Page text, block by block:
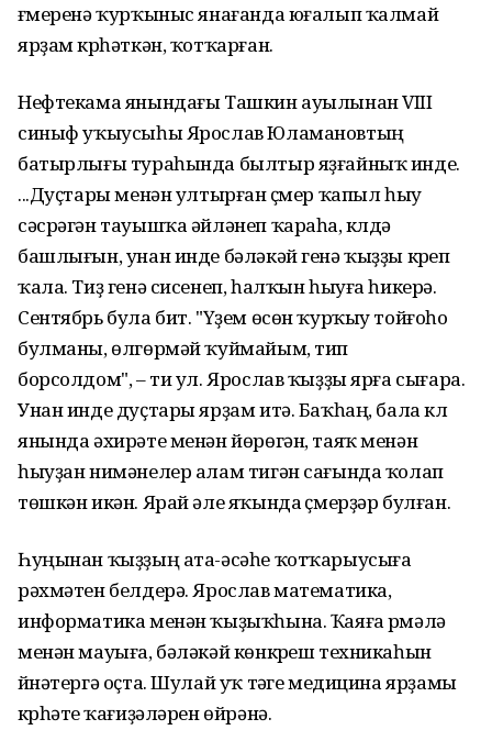
ғүмеренә ҡурҡыныс янағанда юғалып ҡалмай
ярҙам күрһәткән, ҡотҡарған.
Нефтекама янындағы Ташкин ауылынан VIII
синыф уҡыусыһы Ярослав Юламановтың
батырлығы тураһында былтыр яҙғайныҡ инде.
...Дуҫтары менән ултырған үҫмер ҡапыл һыу
сәсрәгән тауышҡа әйләнеп ҡараһа, күлдә
башлығын, унан инде бәләкәй генә ҡыҙҙы күреп
ҡала. Тиҙ генә сисенеп, һалҡын һыуға һикерә.
Сентябрь була бит. "Үҙем өсөн ҡурҡыу тойғоһо
булманы, өлгөрмәй ҡуймайым, тип
борсолдом", – ти ул. Ярослав ҡыҙҙы ярға сығара.
Унан инде дуҫтары ярҙам итә. Баҡһаң, бала күл
янында әхирәте менән йөрөгән, таяҡ менән
һыуҙан нимәнелер алам тигән сағында ҡолап
төшкән икән. Ярай әле яҡында үҫмерҙәр булған.
Һуңынан ҡыҙҙың ата-әсәһе ҡотҡарыусыға
рәхмәтен белдерә. Ярослав математика,
информатика менән ҡыҙыҡһына. Ҡаяға үрмәләү
менән мауыға, бәләкәй көнкүреш техникаһын
йүнәтергә оҫта. Шулай уҡ тәүге медицина ярҙамы
күрһәтеү ҡағиҙәләрен өйрәнә.